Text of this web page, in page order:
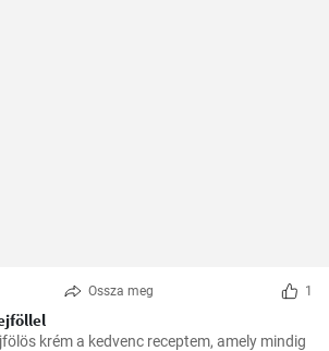
Ossza meg 1
krém a kedvenc receptem, amely mindig